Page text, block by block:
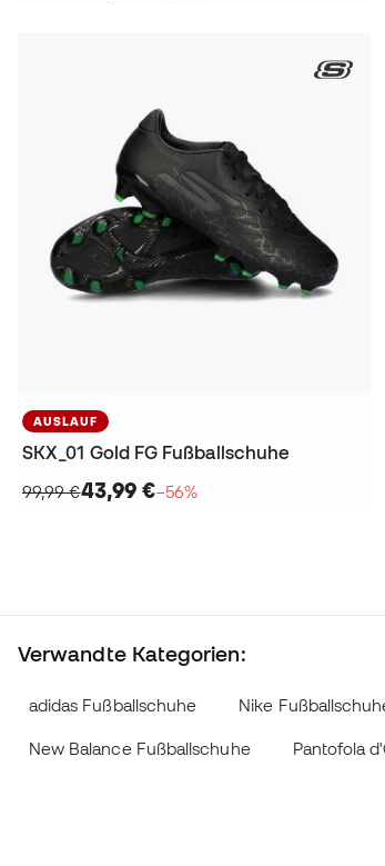
AUSLAUF
SKX_01 Gold FG Fußballschuhe
99,99 €43,99 €−56%
Verwandte Kategorien:
adidas Fußballschuhe Nike
New Balance Fußballschuhe Pantofola